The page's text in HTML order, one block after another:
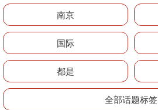
南京
国际
都是
全部话题标签